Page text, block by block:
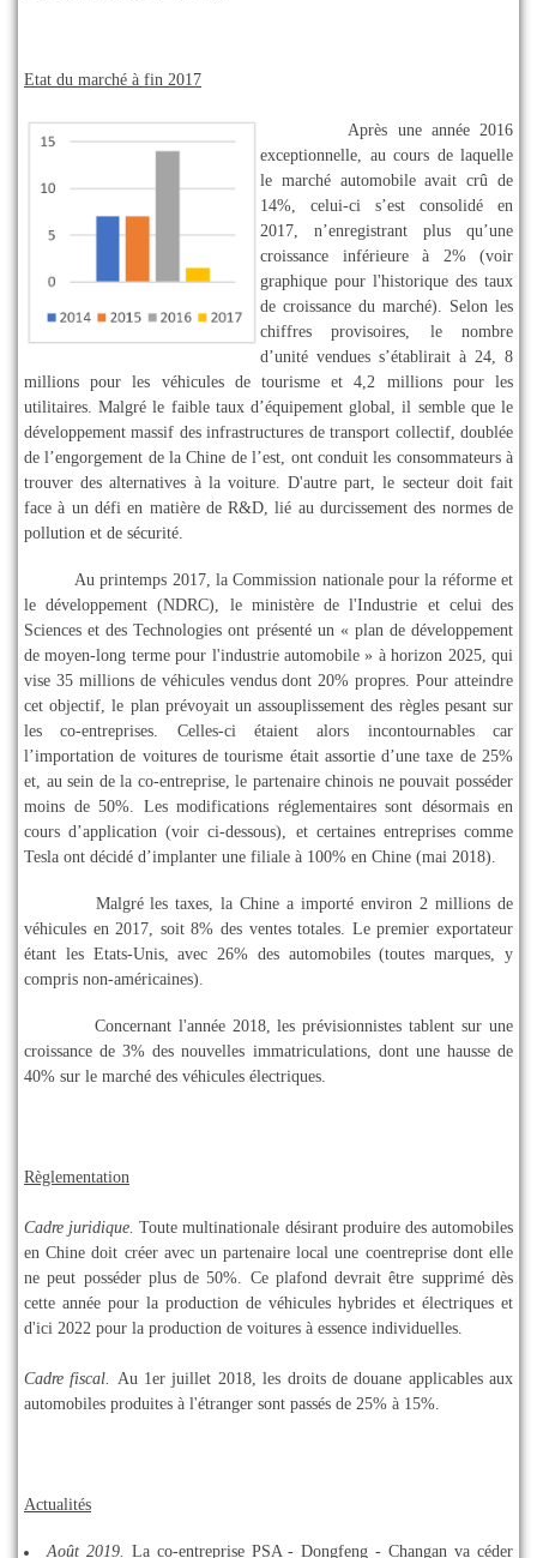
Etat du marché à fin 2017
Après une année 2016
exceptionnelle, au cours de laquelle
le marché automobile avait crû de
14%, celui-ci s’est consolidé en
2017, n’enregistrant plus qu’une
croissance inférieure à 2% (voir
graphique pour l'historique des taux
de croissance du marché). Selon les
chiffres provisoires, le nombre
d’unité vendues s’établirait à 24, 8
millions pour les véhicules de tourisme et 4,2 millions pour les
utilitaires. Malgré le faible taux d’équipement global, il semble que le
développement massif des infrastructures de transport collectif, doublée
de l’engorgement de la Chine de l’est, ont conduit les consommateurs à
trouver des alternatives à la voiture. D'autre part, le secteur doit fait
face à un défi en matière de R&D, lié au durcissement des normes de
pollution et de sécurité.
Au printemps 2017, la Commission nationale pour la réforme et
le développement (NDRC), le ministère de l'Industrie et celui des
Sciences et des Technologies ont présenté un « plan de développement
de moyen-long terme pour l'industrie automobile » à horizon 2025, qui
vise 35 millions de véhicules vendus dont 20% propres. Pour atteindre
cet objectif, le plan prévoyait un assouplissement des règles pesant sur
les co-entreprises. Celles-ci étaient alors incontournables car
l’importation de voitures de tourisme était assortie d’une taxe de 25%
et, au sein de la co-entreprise, le partenaire chinois ne pouvait posséder
moins de 50%. Les modifications réglementaires sont désormais en
cours d’application (voir ci-dessous), et certaines entreprises comme
Tesla ont décidé d’implanter une filiale à 100% en Chine (mai 2018).
Malgré les taxes, la Chine a importé environ 2 millions de
véhicules en 2017, soit 8% des ventes totales. Le premier exportateur
étant les Etats-Unis, avec 26% des automobiles (toutes marques, y
compris non-américaines).
Concernant l'année 2018, les prévisionnistes tablent sur une
croissance de 3% des nouvelles immatriculations, dont une hausse de
40% sur le marché des véhicules électriques.
Règlementation
Cadre juridique. Toute multinationale désirant produire des automobiles
en Chine doit créer avec un partenaire local une coentreprise dont elle
ne peut posséder plus de 50%. Ce plafond devrait être supprimé dès
cette année pour la production de véhicules hybrides et électriques et
d'ici 2022 pour la production de voitures à essence individuelles.
Cadre fiscal.
Au 1er juillet 2018, les droits de douane applicables aux
automobiles produites à l'étranger sont passés de 25% à 15%.
Actualités
Août 2019. La co-entreprise PSA - Dongfeng - Changan va céder